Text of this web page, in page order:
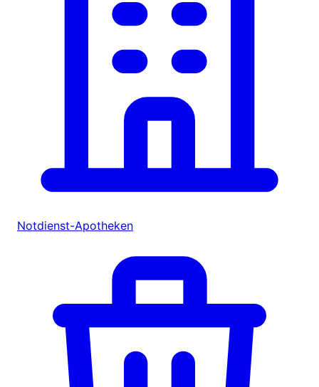
Notdienst-Apotheken